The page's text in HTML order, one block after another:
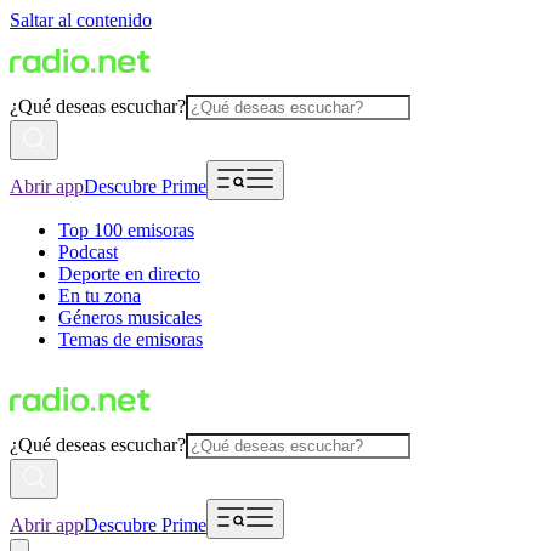
Saltar al contenido
¿Qué deseas escuchar?
Abrir appDescubre Prime
Top 100 emisoras
Podcast
Deporte en directo
En tu zona
Géneros musicales
Temas de emisoras
¿Qué deseas escuchar?
Abrir appDescubre Prime